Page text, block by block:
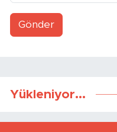
Gönder
Yükleniyor...